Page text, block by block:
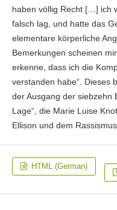
haben völlig Recht […] ich
falsch lag, und hatte das
elementare körperliche
Bemerkungen scheinen
erkenne, dass ich die
verstanden habe“. Dieses
der Ausgang der siebzehn
Lage“, die Marie Luise
Ellison und dem
HTML (German)